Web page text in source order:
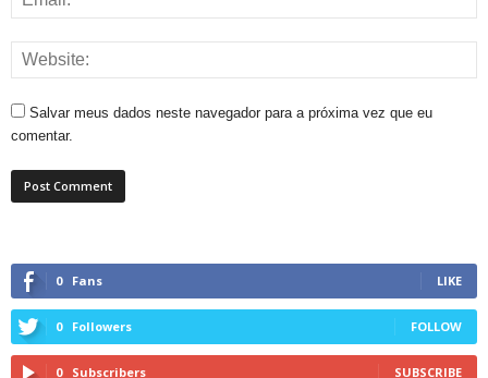
Salvar meus dados neste navegador para a próxima vez que eu
comentar.
0 Fans LIKE
0 Followers FOLLOW
0 Subscribers SUBSCRIBE